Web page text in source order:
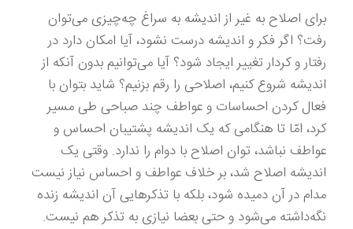
برای اصلاح به غیر از اندیشه به سراغ چه‌چیزی می‌توان
رفت؟ اگر فکر و اندیشه درست نشود، آیا امکان دارد در
رفتار و کردار تغییر ایجاد شود؟ آیا می‌توانیم بدون آنکه از
اندیشه شروع کنیم، اصلاحی را رقم بزنیم؟ شاید بتوان با
فعال کردن احساسات و عواطف چند صباحی طی مسیر
کرد، امّا تا هنگامی که یک اندیشه پشتیبان احساس و
عواطف نباشد، توان اصلاح با دوام را ندارد. وقتی یک
اندیشه اصلاح شد، بر خلاف عواطف و احساس نیاز نیست
مدام در آن دمیده شود، بلکه با تذکر‌هایی آن اندیشه زنده
نگه‌داشته می‌شود و حتی بعضا نیازی به تذکر هم نیست.